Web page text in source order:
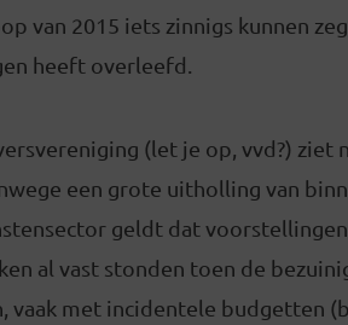
van 2015 iets zinnigs kunnen
heeft overleefd.
(let je op, vvd?) ziet
een grote uitholling van
geldt dat
al vast stonden toen de
vaak met incidentele budgetten